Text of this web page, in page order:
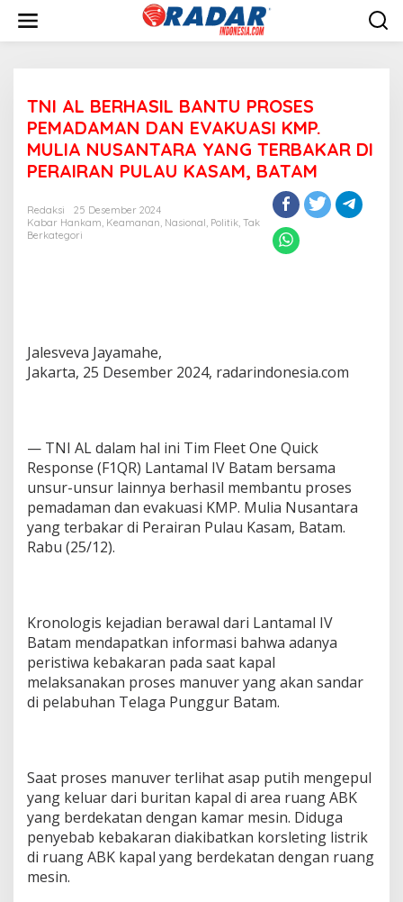
w
TNI AL BERHASIL BANTU PROSES
PEMADAMAN DAN EVAKUASI KMP.
MULIA NUSANTARA YANG TERBAKAR DI
PERAIRAN PULAU KASAM, BATAM
Redaksi
25 Desember 2024
Kabar Hankam, Keamanan, Nasional, Politik, Tak
Berkategori
Jalesveva Jayamahe,
Jakarta, 25 Desember 2024, radarindonesia.com
— TNI AL dalam hal ini Tim Fleet One Quick
Response (F1QR) Lantamal IV Batam bersama
unsur-unsur lainnya berhasil membantu proses
pemadaman dan evakuasi KMP. Mulia Nusantara
yang terbakar di Perairan Pulau Kasam, Batam.
Rabu (25/12).
Kronologis kejadian berawal dari Lantamal IV
Batam mendapatkan informasi bahwa adanya
peristiwa kebakaran pada saat kapal
melaksanakan proses manuver yang akan sandar
di pelabuhan Telaga Punggur Batam.
Saat proses manuver terlihat asap putih mengepul
yang keluar dari buritan kapal di area ruang ABK
yang berdekatan dengan kamar mesin. Diduga
penyebab kebakaran diakibatkan korsleting listrik
di ruang ABK kapal yang berdekatan dengan ruang
mesin.